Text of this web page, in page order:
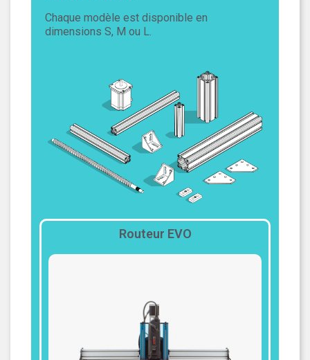
Chaque modèle est disponible en
dimensions S, M ou L.
Routeur EVO